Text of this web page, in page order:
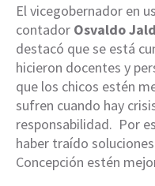
El vicegobernador en
contador Osvaldo
destacó que se está
hicieron docentes y
que los chicos estén
sufren cuando hay
responsabilidad. Por
haber traído
Concepción estén